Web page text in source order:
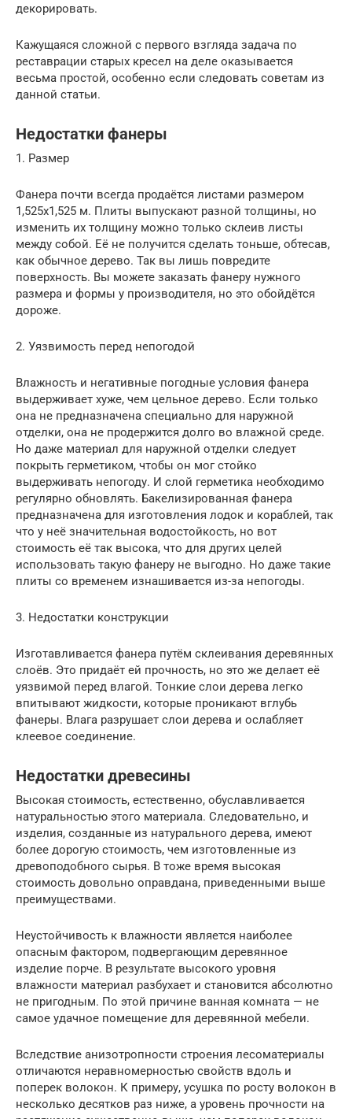
декорировать.
Кажущаяся сложной с первого взгляда задача по
реставрации старых кресел на деле оказывается
весьма простой, особенно если следовать советам из
данной статьи.
Недостатки фанеры
1. Размер
Фанера почти всегда продаётся листами размером
1,525х1,525 м. Плиты выпускают разной толщины, но
изменить их толщину можно только склеив листы
между собой. Её не получится сделать тоньше, обтесав,
как обычное дерево. Так вы лишь повредите
поверхность. Вы можете заказать фанеру нужного
размера и формы у производителя, но это обойдётся
дороже.
2. Уязвимость перед непогодой
Влажность и негативные погодные условия фанера
выдерживает хуже, чем цельное дерево. Если только
она не предназначена специально для наружной
отделки, она не продержится долго во влажной среде.
Но даже материал для наружной отделки следует
покрыть герметиком, чтобы он мог стойко
выдерживать непогоду. И слой герметика необходимо
регулярно обновлять. Бакелизированная фанера
предназначена для изготовления лодок и кораблей, так
что у неё значительная водостойкость, но вот
стоимость её так высока, что для других целей
использовать такую фанеру не выгодно. Но даже такие
плиты со временем изнашивается из-за непогоды.
3. Недостатки конструкции
Изготавливается фанера путём склеивания деревянных
слоёв. Это придаёт ей прочность, но это же делает её
уязвимой перед влагой. Тонкие слои дерева легко
впитывают жидкости, которые проникают вглубь
фанеры. Влага разрушает слои дерева и ослабляет
клеевое соединение.
Недостатки древесины
Высокая стоимость, естественно, обуславливается
натуральностью этого материала. Следовательно, и
изделия, созданные из натурального дерева, имеют
более дорогую стоимость, чем изготовленные из
древоподобного сырья. В тоже время высокая
стоимость довольно оправдана, приведенными выше
преимуществами.
Неустойчивость к влажности является наиболее
опасным фактором, подвергающим деревянное
изделие порче. В результате высокого уровня
влажности материал разбухает и становится абсолютно
не пригодным. По этой причине ванная комната — не
самое удачное помещение для деревянной мебели.
Вследствие анизотропности строения лесоматериалы
отличаются неравномерностью свойств вдоль и
поперек волокон. К примеру, усушка по росту волокон в
несколько десятков раз ниже, а уровень прочности на